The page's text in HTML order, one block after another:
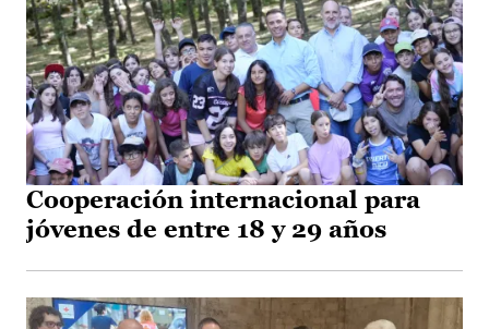
Cooperación internacional para
jóvenes de entre 18 y 29 años